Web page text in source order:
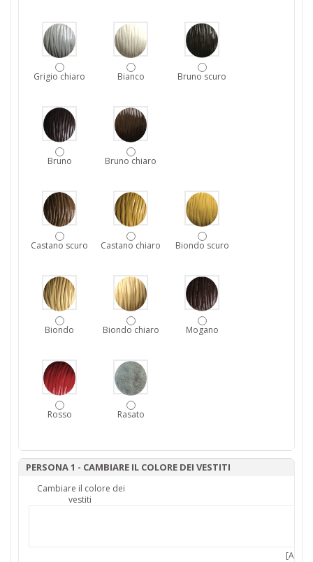
Grigio chiaro Bianco Bruno scuro
Bruno Bruno chiaro
Castano scuro Castano chiaro Biondo scuro
Biondo Biondo chiaro Mogano
Rosso Rasato
PERSONA 1 - CAMBIARE IL COLORE DEI VESTITI
Cambiare il colore dei
vestiti
[Add